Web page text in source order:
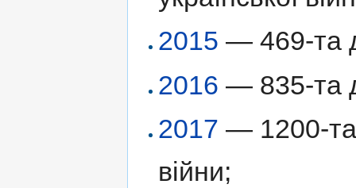
2015 — 469-та
2016 — 835-та
2017 — 1200-та
війни;